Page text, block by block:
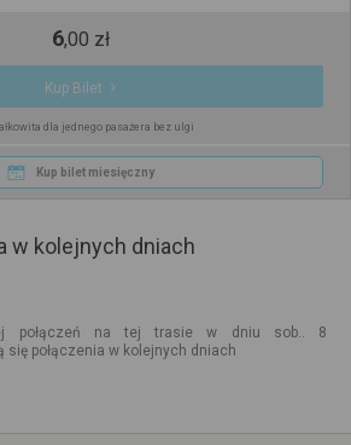
6,00 zł
Kup Bilet
dla jednego pasażera bez ulgi
Kup bilet miesięczny
w kolejnych dniach
połączeń na tej trasie w dniu sob.. 8
się połączenia w kolejnych dniach